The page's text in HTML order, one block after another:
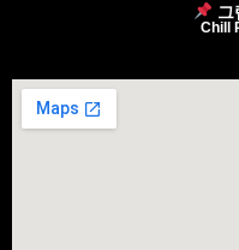
그
Chill